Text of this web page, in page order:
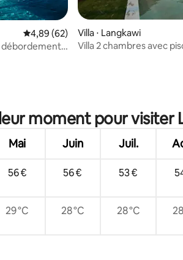
: 4,94 sur 5
Évaluation moyenne sur la base de
4,89 (62)
débordement
Villa ⋅ Langkawi
Villa 2 chambres avec
moment pour visiter
Mai Juin Juil.
56 € 56 € 53 €
29 °C 28 °C 28 °C